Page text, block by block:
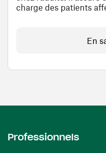
charge des patients
En
Professionnels